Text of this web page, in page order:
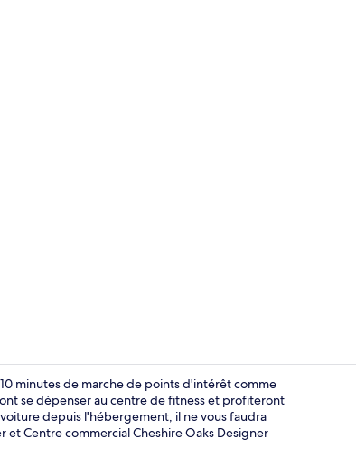
Hall
minutes de marche de points d'intérêt comme
se dépenser au centre de fitness et profiteront
depuis l'hébergement, il ne vous faudra
Centre commercial Cheshire Oaks Designer